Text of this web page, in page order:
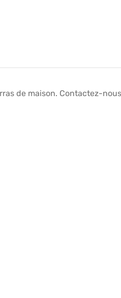
de maison. Contactez-